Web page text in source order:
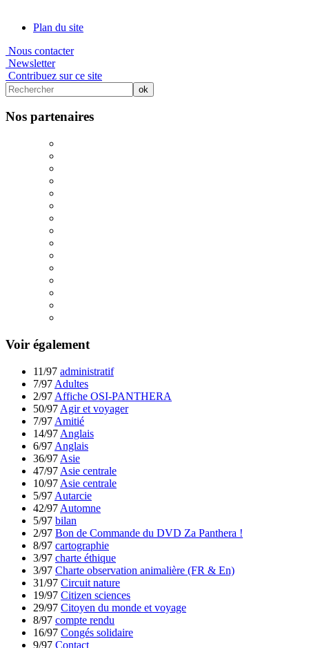
Plan du site
Nous contacter
Newsletter
Contribuez sur ce site
Nos partenaires
Voir également
11/97 administratif
7/97 Adultes
2/97 Affiche OSI-PANTHERA
50/97 Agir et voyager
7/97 Amitié
14/97 Anglais
6/97 Anglais
36/97 Asie
47/97 Asie centrale
10/97 Asie centrale
5/97 Autarcie
42/97 Automne
5/97 bilan
2/97 Bon de Commande du DVD Za Panthera !
8/97 cartographie
3/97 charte éthique
3/97 Charte observation animalière (FR & En)
31/97 Circuit nature
19/97 Citizen sciences
29/97 Citoyen du monde et voyage
8/97 compte rendu
16/97 Congés solidaire
9/97 Contact